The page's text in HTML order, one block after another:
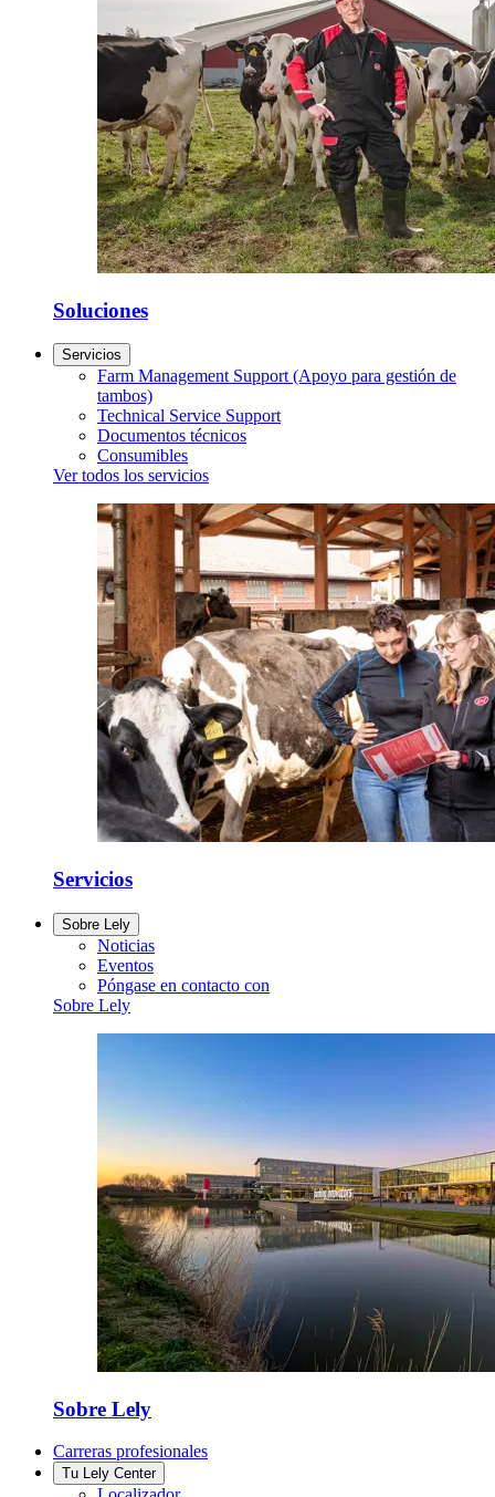
Soluciones
Servicios
Farm Management Support (Apoyo para gestión de
tambos)
Technical Service Support
Documentos técnicos
Consumibles
Ver todos los servicios
Servicios
Sobre Lely
Noticias
Eventos
Póngase en contacto con
Sobre Lely
Sobre Lely
Carreras profesionales
Tu Lely Center